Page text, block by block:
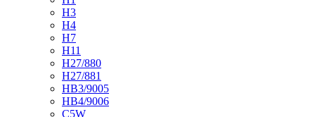
H3
H4
H7
H11
H27/880
H27/881
HB3/9005
HB4/9006
C5W